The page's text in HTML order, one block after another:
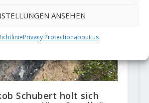
ANSEHEN
Privacy Protectionabout us
Schubert holt sich